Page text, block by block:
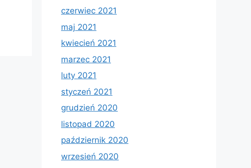
czerwiec 2021
maj 2021
kwiecień 2021
marzec 2021
luty 2021
styczeń 2021
grudzień 2020
listopad 2020
październik 2020
wrzesień 2020